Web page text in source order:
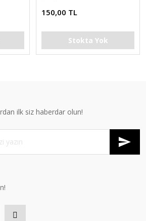
150,00 TL
Stokta Yok
ilk siz haberdar olun!